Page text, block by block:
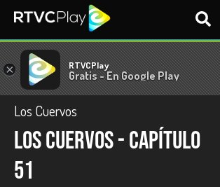
× RTVCPlay
Gratis - En Google Play
Los Cuervos
Los Cuervos - Capítulo
51